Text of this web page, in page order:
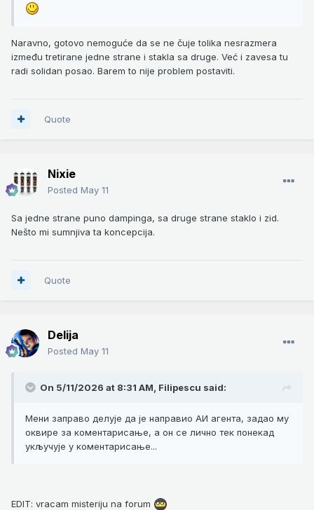
Naravno, gotovo nemoguće da se ne čuje tolika nesrazmera
između tretirane jedne strane i stakla sa druge. Već i zavesa tu
radi solidan posao. Barem to nije problem postaviti.
Quote
Nixie
Posted May 11
Sa jedne strane puno dampinga, sa druge strane staklo i zid.
Nešto mi sumnjiva ta koncepcija.
Quote
Delija
Posted May 11
On 5/11/2026 at 8:31 AM, Filipescu said:
Мени заправо делује да је направио АИ агента, задао му
оквире за коментарисање, а он се лично тек понекад
укључује у коментарисање...
EDIT: vracam misteriju na forum